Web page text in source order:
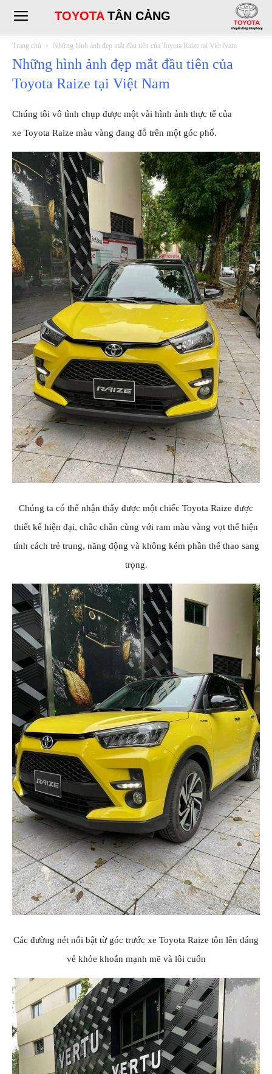
TOYOTATÂN CẢNG
Trang chủ Những hình ảnh đẹp mắt đầu tiên của Toyota Raize tại Việt Nam
Những hình ảnh đẹp mắt đầu tiên của
Toyota Raize tại Việt Nam
Chúng tôi vô tình chụp được một vài hình ảnh thực tế của
xe Toyota Raize màu vàng đang đỗ trên một góc phố.
Chúng ta có thể nhận thấy được một chiếc Toyota Raize được
thiết kế hiện đại, chắc chắn cùng với ram màu vàng vọt thể hiện
tính cách trẻ trung, năng động và không kém phần thể thao sang
trọng.
Các đường nét nổi bật từ góc trước xe Toyota Raize tôn lên dáng
vẻ khỏe khoắn mạnh mẽ và lôi cuốn